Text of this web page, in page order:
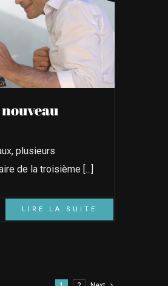
plusieurs
de la troisième [...]
LIRE LA SUITE